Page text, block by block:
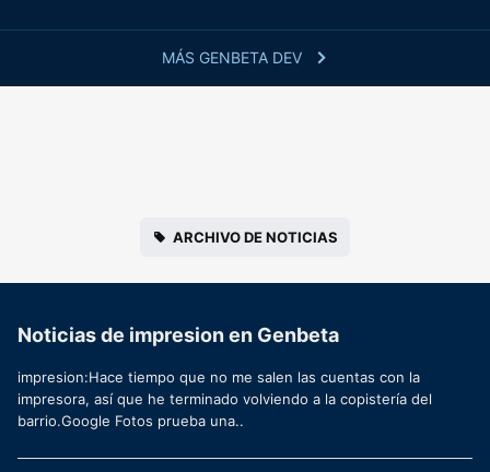
MÁS GENBETA DEV
ARCHIVO DE NOTICIAS
Noticias de impresion en Genbeta
impresion:Hace tiempo que no me salen las cuentas con la
impresora, así que he terminado volviendo a la copistería del
barrio.Google Fotos prueba una..